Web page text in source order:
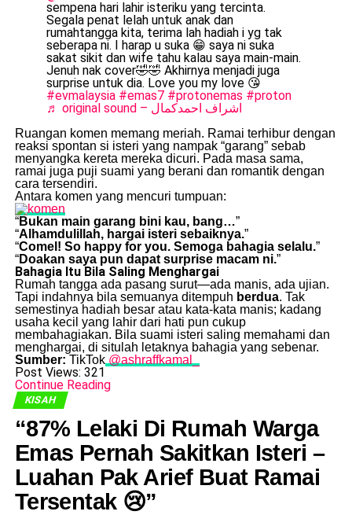
sempena hari lahir isteriku yang tercinta.
Segala penat lelah untuk anak dan
rumahtangga kita, terima lah hadiah i yg tak
seberapa ni. I harap u suka 😁 saya ni suka
sakat sikit dan wife tahu kalau saya main-main.
Jenuh nak cover🤣🤣 Akhirnya menjadi juga
surprise untuk dia. Love you my love 😘
#evmalaysia #emas7 #protonemas #proton
♬ original sound – اشراف احمدكمال
Ruangan komen memang meriah. Ramai terhibur dengan
reaksi spontan si isteri yang nampak “garang” sebab
menyangka kereta mereka dicuri. Pada masa sama,
ramai juga puji suami yang berani dan romantik dengan
cara tersendiri.
Antara komen yang mencuri tumpuan:
“Bukan main garang bini kau, bang…”
“Alhamdulillah, hargai isteri sebaiknya.”
“Comel! So happy for you. Semoga bahagia selalu.”
“Doakan saya pun dapat surprise macam ni.”
Bahagia Itu Bila Saling Menghargai
Rumah tangga ada pasang surut—ada manis, ada ujian.
Tapi indahnya bila semuanya ditempuh berdua. Tak
semestinya hadiah besar atau kata-kata manis; kadang
usaha kecil yang lahir dari hati pun cukup
membahagiakan. Bila suami isteri saling memahami dan
menghargai, di situlah letaknya bahagia yang sebenar.
Sumber: TikTok@ashraffkamal_
Post Views: 321
Continue Reading
KISAH
“87% Lelaki Di Rumah Warga
Emas Pernah Sakitkan Isteri –
Luahan Pak Arief Buat Ramai
Tersentak 😢”